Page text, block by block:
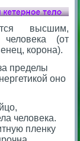
высшим,
(от
корона).
пределы
оно
человека.
пленку